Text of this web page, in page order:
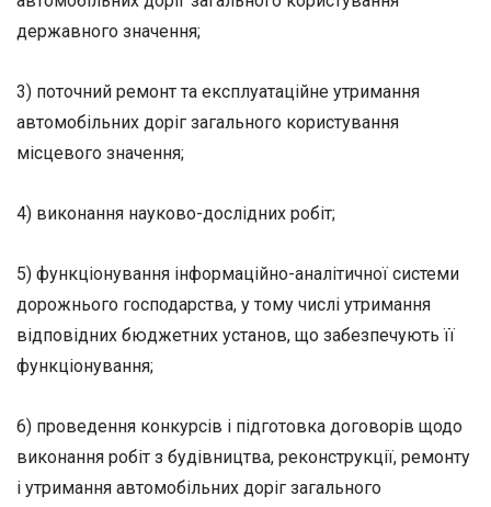
державного значення;
3) поточний ремонт та експлуатаційне утримання
автомобільних доріг загального користування
місцевого значення;
4) виконання науково-дослідних робіт;
5) функціонування інформаційно-аналітичної системи
дорожнього господарства, у тому числі утримання
відповідних бюджетних установ, що забезпечують її
функціонування;
6) проведення конкурсів і підготовка договорів щодо
виконання робіт з будівництва, реконструкції, ремонту
і утримання автомобільних доріг загального